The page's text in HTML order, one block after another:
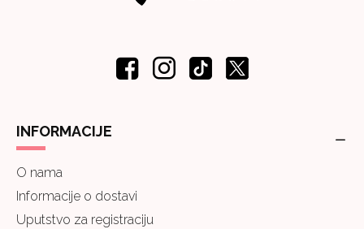
INFORMACIJE
O nama
Informacije o dostavi
Uputstvo za registraciju